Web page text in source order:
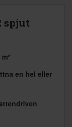
spjut
en hel eller